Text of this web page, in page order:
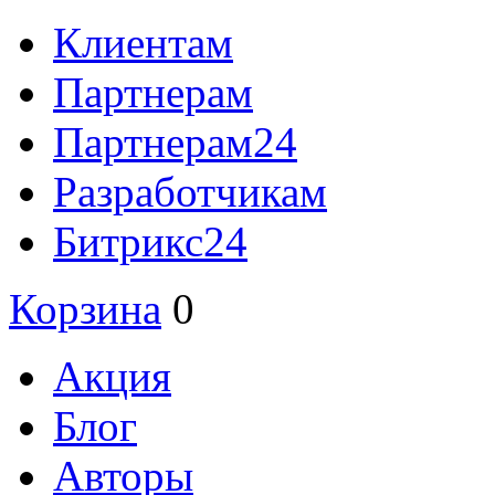
Клиентам
Партнерам
Партнерам24
Разработчикам
Битрикс24
Корзина 0
Акция
Блог
Авторы